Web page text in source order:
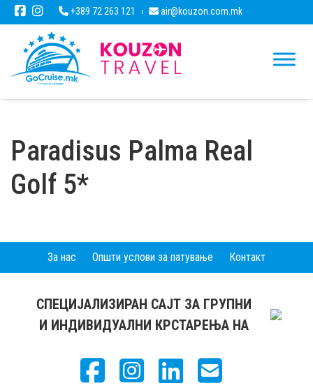
+389 72 263 121 air@kouzon.com.mk
Paradisus Palma Real
Golf 5*
За нас Општи услови за патување Контакт
СПЕЦИЈАЛИЗИРАН САЈТ ЗА ГРУПНИ
И ИНДИВИДУАЛНИ КРСТАРЕЊА НА